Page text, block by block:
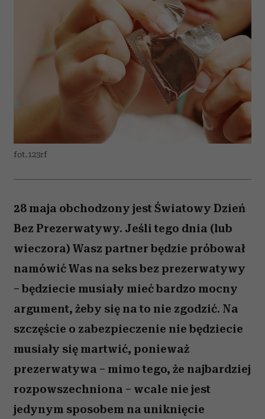
fot.123rf
28 maja obchodzony jest Światowy Dzień
Bez Prezerwatywy. Jeśli tego dnia (lub
wieczora) Wasz partner będzie próbował
namówić Was na seks bez prezerwatywy
– będziecie musiały mieć bardzo mocny
argument, żeby się na to nie zgodzić. Na
szczęście o zabezpieczenie nie będziecie
musiały się martwić, ponieważ
prezerwatywa – mimo tego, że najbardziej
rozpowszechniona – wcale nie jest
jedynym sposobem na uniknięcie